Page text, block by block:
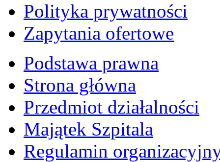
Polityka prywatności
Zapytania ofertowe
Podstawa prawna
Strona główna
Przedmiot działalności
Majątek Szpitala
Regulamin